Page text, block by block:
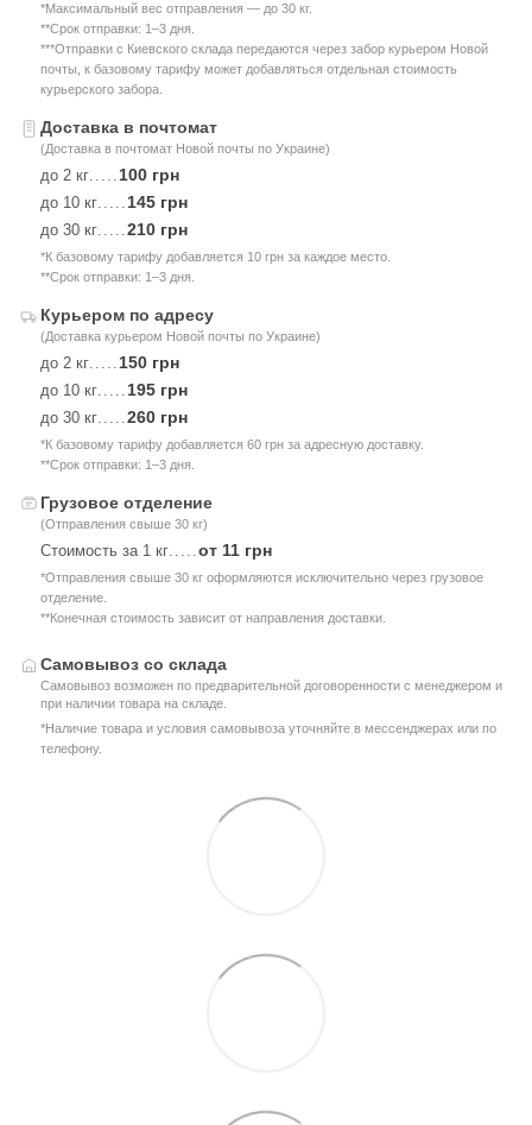
*Максимальный вес отправления — до 30 кг.
**Срок отправки: 1–3 дня.
***Отправки с Киевского склада передаются через забор курьером Новой
почты, к базовому тарифу может добавляться отдельная стоимость
курьерского забора.
Доставка в почтомат
(Доставка в почтомат Новой почты по Украине)
до 2 кг..... 100 грн
до 10 кг..... 145 грн
до 30 кг.....210 грн
*К базовому тарифу добавляется 10 грн за каждое место.
**Срок отправки: 1–3 дня.
Курьером по адресу
(Доставка курьером Новой почты по Украине)
до 2 кг..... 150 грн
до 10 кг..... 195 грн
до 30 кг.....260 грн
*К базовому тарифу добавляется 60 грн за адресную доставку.
**Срок отправки: 1–3 дня.
Грузовое отделение
(Отправления свыше 30 кг)
Стоимость за 1 кг.....от 11 грн
*Отправления свыше 30 кг оформляются исключительно через грузовое
отделение.
**Конечная стоимость зависит от направления доставки.
Самовывоз со склада
Самовывоз возможен по предварительной договоренности с менеджером и
при наличии товара на складе.
*Наличие товара и условия самовывоза уточняйте в мессенджерах или по
телефону.